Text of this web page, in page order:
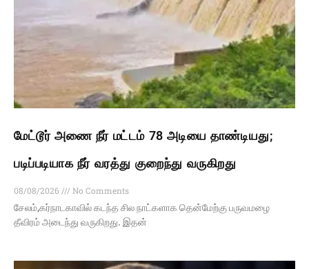
மேட்டூர் அணை நீர் மட்டம் 78 அடியை தாண்டியது;
படிப்படியாக நீர் வரத்து குறைந்து வருகிறது
08/08/2026
No Comments
சேலம்,கர்நாடகாவில் கடந்த சில நாட்களாக தென்மேற்கு பருவமழை
தீவிரம் அடைந்து வருகிறது. இதன்